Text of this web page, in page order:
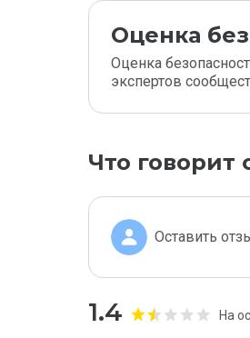
Оценка
Оценка
экспертов
Что говорит
Оставить
1.4 На